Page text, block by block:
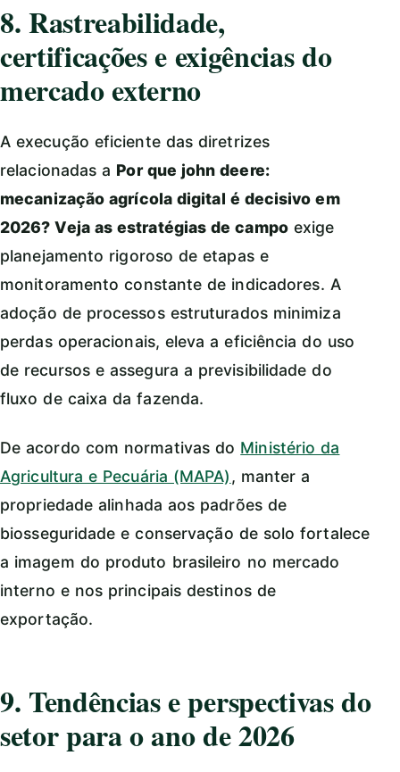
8. Rastreabilidade,
certificações e exigências do
mercado externo
A execução eficiente das diretrizes
relacionadas a Por que john deere:
mecanização agrícola digital é decisivo em
2026? Veja as estratégias de campoexige
planejamento rigoroso de etapas e
monitoramento constante de indicadores. A
adoção de processos estruturados minimiza
perdas operacionais, eleva a eficiência do uso
de recursos e assegura a previsibilidade do
fluxo de caixa da fazenda.
De acordo com normativas do Ministério da
Agricultura e Pecuária (MAPA), manter a
propriedade alinhada aos padrões de
biosseguridade e conservação de solo fortalece
a imagem do produto brasileiro no mercado
interno e nos principais destinos de
exportação.
9. Tendências e perspectivas do
setor para o ano de 2026